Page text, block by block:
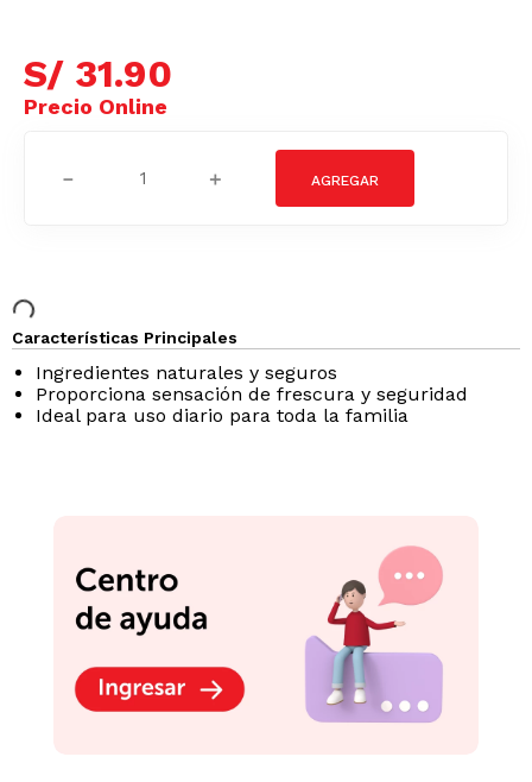
S/ 31.90
＋
－
Características Principales
Ingredientes naturales y seguros
Proporciona sensación de frescura y seguridad
Ideal para uso diario para toda la familia